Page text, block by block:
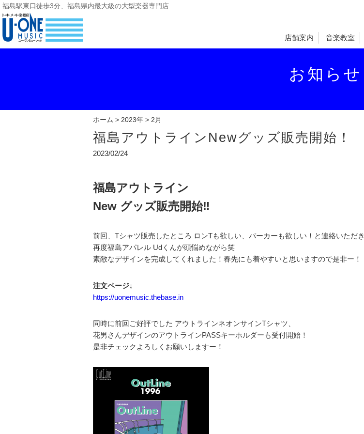
福島駅東口徒歩3分、福島県内最大級の大型楽器専門店
店舗案内 音楽教室
お知らせ
ホーム > 2023年 > 2月
福島アウトラインNewグッズ販売開始！
2023/02/24
福島アウトライン
New グッズ販売開始‼️
前回、Tシャツ販売したところ ロンTも欲しい、パーカーも欲しい！と連絡いただき
再度福島アパレル Udくんが頭悩めながら笑
素敵なデザインを完成してくれました！春先にも着やすいと思いますので是非ー！
注文ページ↓
https://uonemusic.thebase.in
同時に前回ご好評でした アウトラインネオンサインTシャツ、
花男さんデザインのアウトラインPASSキーホルダーも受付開始！
是非チェックよろしくお願いしますー！